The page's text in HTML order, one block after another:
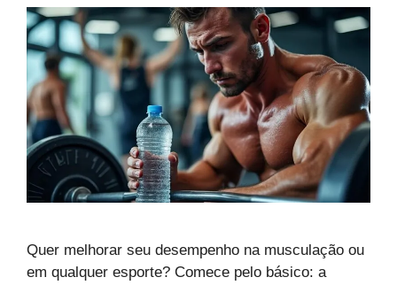
Quer melhorar seu desempenho na musculação ou
em qualquer esporte? Comece pelo básico: a